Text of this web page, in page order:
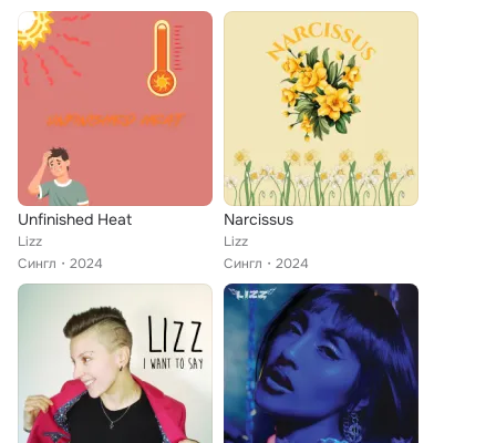
Unfinished Heat
Lizz
Сингл
2024
Narcissus
Lizz
Сингл
2024